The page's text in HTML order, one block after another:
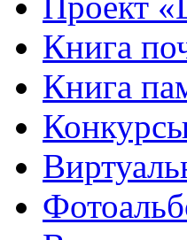
Книга
Книга